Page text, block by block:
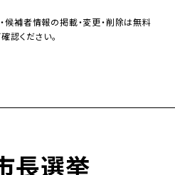
候補者情報の掲載・変更・削除は無料
認ください。
長選挙